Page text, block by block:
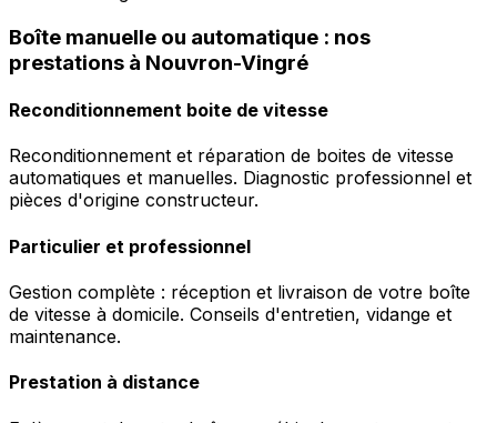
Boîte manuelle ou automatique : nos
prestations à Nouvron-Vingré
Reconditionnement boite de vitesse
Reconditionnement et réparation de boites de vitesse
automatiques et manuelles. Diagnostic professionnel et
pièces d'origine constructeur.
Particulier et professionnel
Gestion complète : réception et livraison de votre boîte
de vitesse à domicile. Conseils d'entretien, vidange et
maintenance.
Prestation à distance